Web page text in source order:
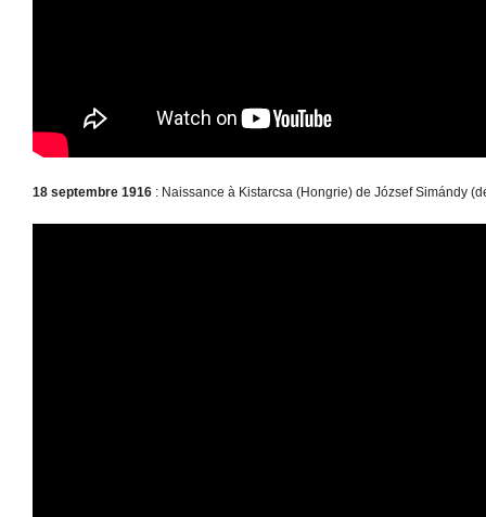
18 septembre 1916 : Naissance à Kistarcsa (Hongrie) de József Simándy